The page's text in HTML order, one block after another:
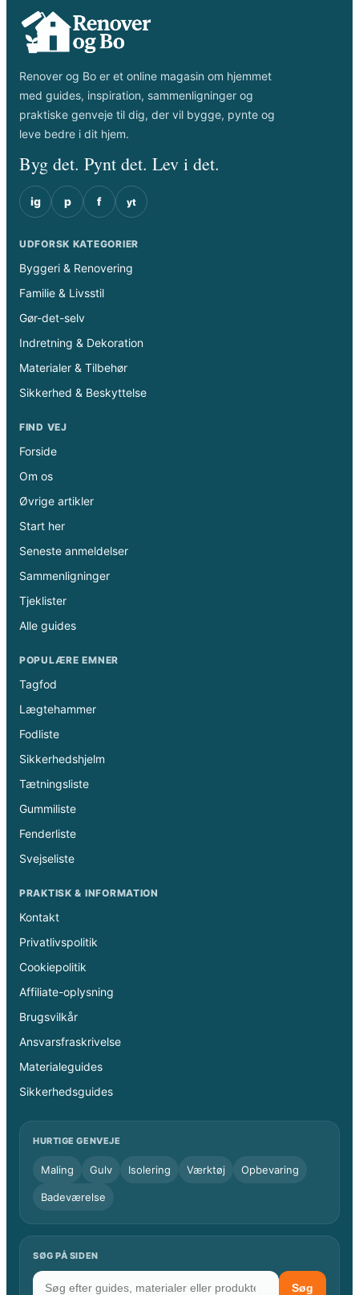
Renover og Bo er et online magasin om hjemmet
med guides, inspiration, sammenligninger og
praktiske genveje til dig, der vil bygge, pynte og
leve bedre i dit hjem.
Byg det. Pynt det. Lev i det.
ig p f yt
UDFORSK KATEGORIER
Byggeri & Renovering
Familie & Livsstil
Gør-det-selv
Indretning & Dekoration
Materialer & Tilbehør
Sikkerhed & Beskyttelse
FIND VEJ
Forside
Om os
Øvrige artikler
Start her
Seneste anmeldelser
Sammenligninger
Tjeklister
Alle guides
POPULÆRE EMNER
Tagfod
Lægtehammer
Fodliste
Sikkerhedshjelm
Tætningsliste
Gummiliste
Fenderliste
Svejseliste
PRAKTISK & INFORMATION
Kontakt
Privatlivspolitik
Cookiepolitik
Affiliate-oplysning
Brugsvilkår
Ansvarsfraskrivelse
Materialeguides
Sikkerhedsguides
HURTIGE GENVEJE
Maling Gulv Isolering Værktøj Opbevaring
Badeværelse
SØG PÅ SIDEN
Søg